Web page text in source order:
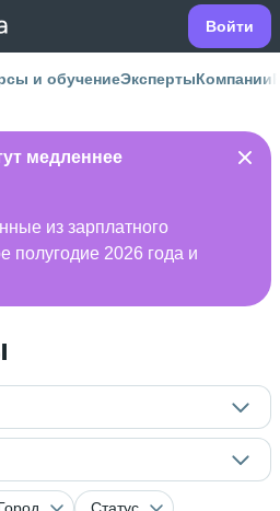
Войти
и обучениеЭкспертыКомпании
медленнее
из зарплатного
полугодие 2026 года и